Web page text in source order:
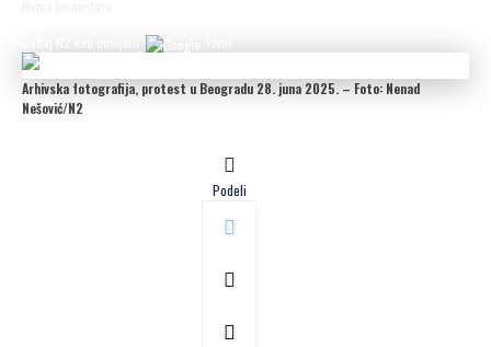
Arhivska fotografija, protest u Beogradu 28. juna 2025. – Foto: Nenad
Nešović/N2
Podeli